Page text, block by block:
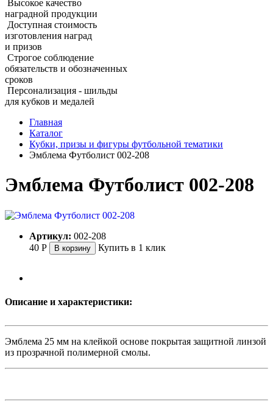
Высокое качество
наградной продукции
Доступная стоимость
изготовления наград
и призов
Строгое соблюдение
обязательств и обозначенных
сроков
Персонализация - шильды
для кубков и медалей
Главная
Каталог
Кубки, призы и фигуры футбольной тематики
Эмблема Футболист 002‑208
Эмблема Футболист 002‑208
Артикул: 002-208
40 Р В корзину Купить в 1 клик
Описание и характеристики:
Эмблема 25 мм на клейкой основе покрытая защитной линзой
из прозрачной полимерной смолы.